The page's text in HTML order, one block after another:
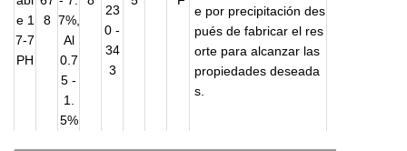
e 1
7-7
PH
8 7%,
Al
0.7
5 -
1.
5%
23
0 -
34
3
e por precipitación des
pués de fabricar el res
orte para alcanzar las
propiedades deseada
s.